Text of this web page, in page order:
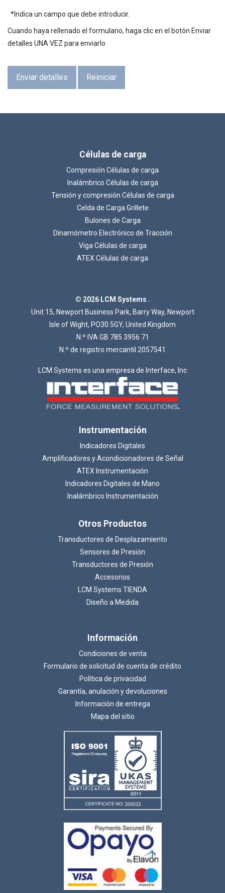
*Indica un campo que debe introducir.
Cuando haya rellenado el formulario, haga clic en el botón Enviar
detalles UNA VEZ para enviarlo
Enviar detalles Reiniciar
Células de carga
Compresión Células de carga
Inalámbrico Células de carga
Tensión y compresión Células de carga
Celda de Carga Grillete
Bulones de Carga
Dinamómetro Electrónico de Tracción
Viga Células de carga
ATEX Células de carga
© 2026 LCM Systems .
Unit 15, Newport Business Park, Barry Way, Newport
Isle of Wight, PO30 5GY, United Kingdom
N.º IVA GB 785 3956 71
N.º de registro mercantil 2057541
LCM Systems es una empresa de Interface, Inc
Instrumentación
Indicadores Digitales
Amplificadores y Acondicionadores de Señal
ATEX Instrumentación
Indicadores Digitales de Mano
Inalámbrico Instrumentación
Otros Productos
Transductores de Desplazamiento
Sensores de Presión
Transductores de Presión
Accesorios
LCM Systems TIENDA
Diseño a Medida
Información
Condiciones de venta
Formulario de solicitud de cuenta de crédito
Política de privacidad
Garantía, anulación y devoluciones
Información de entrega
Mapa del sitio